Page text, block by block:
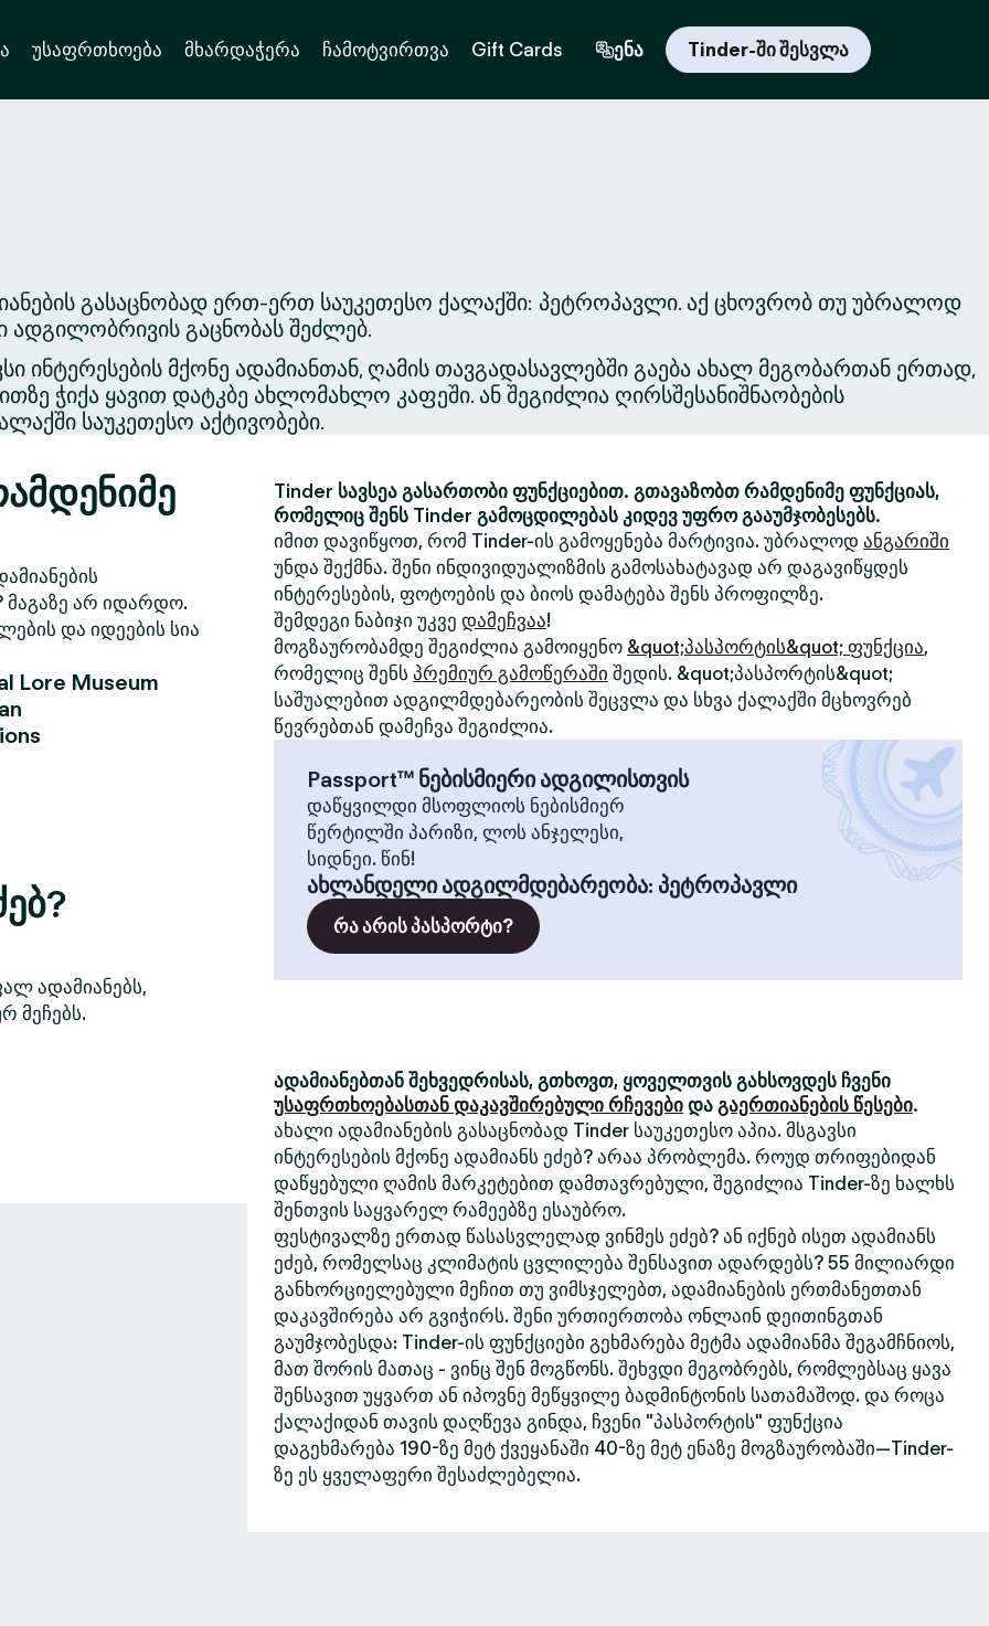
უსაფრთხოება მხარდაჭერა ჩამოტვირთვა Gift Cards ენა Tinder-ში შესვლა
გასაცნობად ერთ-ერთ საუკეთესო ქალაქში: პეტროპავლი. აქ ცხოვრობ თუ უბრალოდ
ადგილობრივის გაცნობას შეძლებ.
ინტერესების მქონე ადამიანთან, ღამის თავგადასავლებში გაება ახალ მეგობართან ერთად,
ჭიქა ყავით დატკბე ახლომახლო კაფეში. ან შეგიძლია ღირსშესანიშნაობების
საუკეთესო აქტივობები.
მაგაზე არ იდარდო.
და იდეების სია
Lore Museum
ადამიანებს,
მეჩებს.
Tinder სავსეა გასართობი ფუნქციებით. გთავაზობთ რამდენიმე ფუნქციას,
რომელიც შენს Tinder გამოცდილებას კიდევ უფრო გააუმჯობესებს.
იმით დავიწყოთ, რომ Tinder-ის გამოყენება მარტივია. უბრალოდ ანგარიში
უნდა შექმნა. შენი ინდივიდუალიზმის გამოსახატავად არ დაგავიწყდეს
ინტერესების, ფოტოების და ბიოს დამატება შენს პროფილზე.
შემდეგი ნაბიჯი უკვე დამეჩვაა!
მოგზაურობამდე შეგიძლია გამოიყენო &quot;პასპორტის&quot; ფუნქცია,
რომელიც შენს პრემიურ გამოწერაში შედის. &quot;პასპორტის&quot;
საშუალებით ადგილმდებარეობის შეცვლა და სხვა ქალაქში მცხოვრებ
წევრებთან დამეჩვა შეგიძლია.
Passport™ ნებისმიერი ადგილისთვის
დაწყვილდი მსოფლიოს ნებისმიერ
წერტილში პარიზი, ლოს ანჯელესი,
სიდნეი. წინ!
ახლანდელი ადგილმდებარეობა: პეტროპავლი
რა არის პასპორტი?
ადამიანებთან შეხვედრისას, გთხოვთ, ყოველთვის გახსოვდეს ჩვენი
უსაფრთხოებასთან დაკავშირებული რჩევები და გაერთიანების წესები.
ახალი ადამიანების გასაცნობად Tinder საუკეთესო აპია. მსგავსი
ინტერესების მქონე ადამიანს ეძებ? არაა პრობლემა. როუდ თრიფებიდან
დაწყებული ღამის მარკეტებით დამთავრებული, შეგიძლია Tinder-ზე ხალხს
შენთვის საყვარელ რამეებზე ესაუბრო.
ფესტივალზე ერთად წასასვლელად ვინმეს ეძებ? ან იქნებ ისეთ ადამიანს
ეძებ, რომელსაც კლიმატის ცვლილება შენსავით ადარდებს? 55 მილიარდი
განხორციელებული მეჩით თუ ვიმსჯელებთ, ადამიანების ერთმანეთთან
დაკავშირება არ გვიჭირს. შენი ურთიერთობა ონლაინ დეითინგთან
გაუმჯობესდა: Tinder-ის ფუნქციები გეხმარება მეტმა ადამიანმა შეგამჩნიოს,
მათ შორის მათაც - ვინც შენ მოგწონს. შეხვდი მეგობრებს, რომლებსაც ყავა
შენსავით უყვართ ან იპოვნე მეწყვილე ბადმინტონის სათამაშოდ. და როცა
ქალაქიდან თავის დაღწევა გინდა, ჩვენი "პასპორტის" ფუნქცია
დაგეხმარება 190-ზე მეტ ქვეყანაში 40-ზე მეტ ენაზე მოგზაურობაში—Tinder-
ზე ეს ყველაფერი შესაძლებელია.